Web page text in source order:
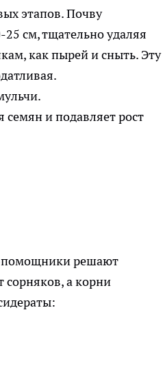
этапов. Почву
см, тщательно удаляя
как пырей и сныть. Эту
семян и подавляет рост
помощники решают
сорняков, а корни